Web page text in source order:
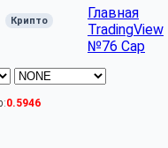
Крипто
Главная
TradingView
№76 Cap
0.5946